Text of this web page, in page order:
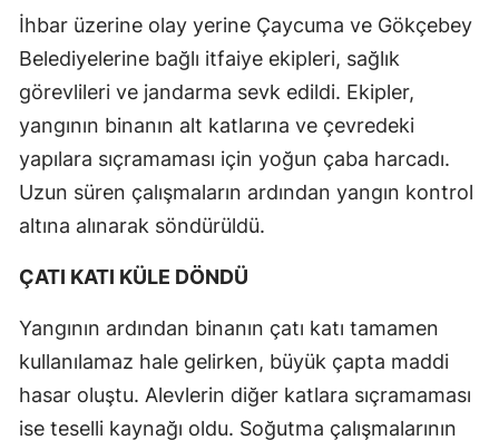
İhbar üzerine olay yerine Çaycuma ve Gökçebey
Belediyelerine bağlı itfaiye ekipleri, sağlık
görevlileri ve jandarma sevk edildi. Ekipler,
yangının binanın alt katlarına ve çevredeki
yapılara sıçramaması için yoğun çaba harcadı.
Uzun süren çalışmaların ardından yangın kontrol
altına alınarak söndürüldü.
ÇATI KATI KÜLE DÖNDÜ
Yangının ardından binanın çatı katı tamamen
kullanılamaz hale gelirken, büyük çapta maddi
hasar oluştu. Alevlerin diğer katlara sıçramaması
ise teselli kaynağı oldu. Soğutma çalışmalarının